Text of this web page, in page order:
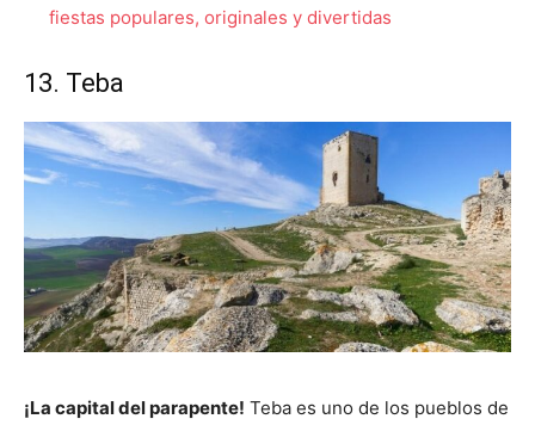
fiestas populares, originales y divertidas
13. Teba
¡La capital del parapente! Teba es uno de los pueblos de